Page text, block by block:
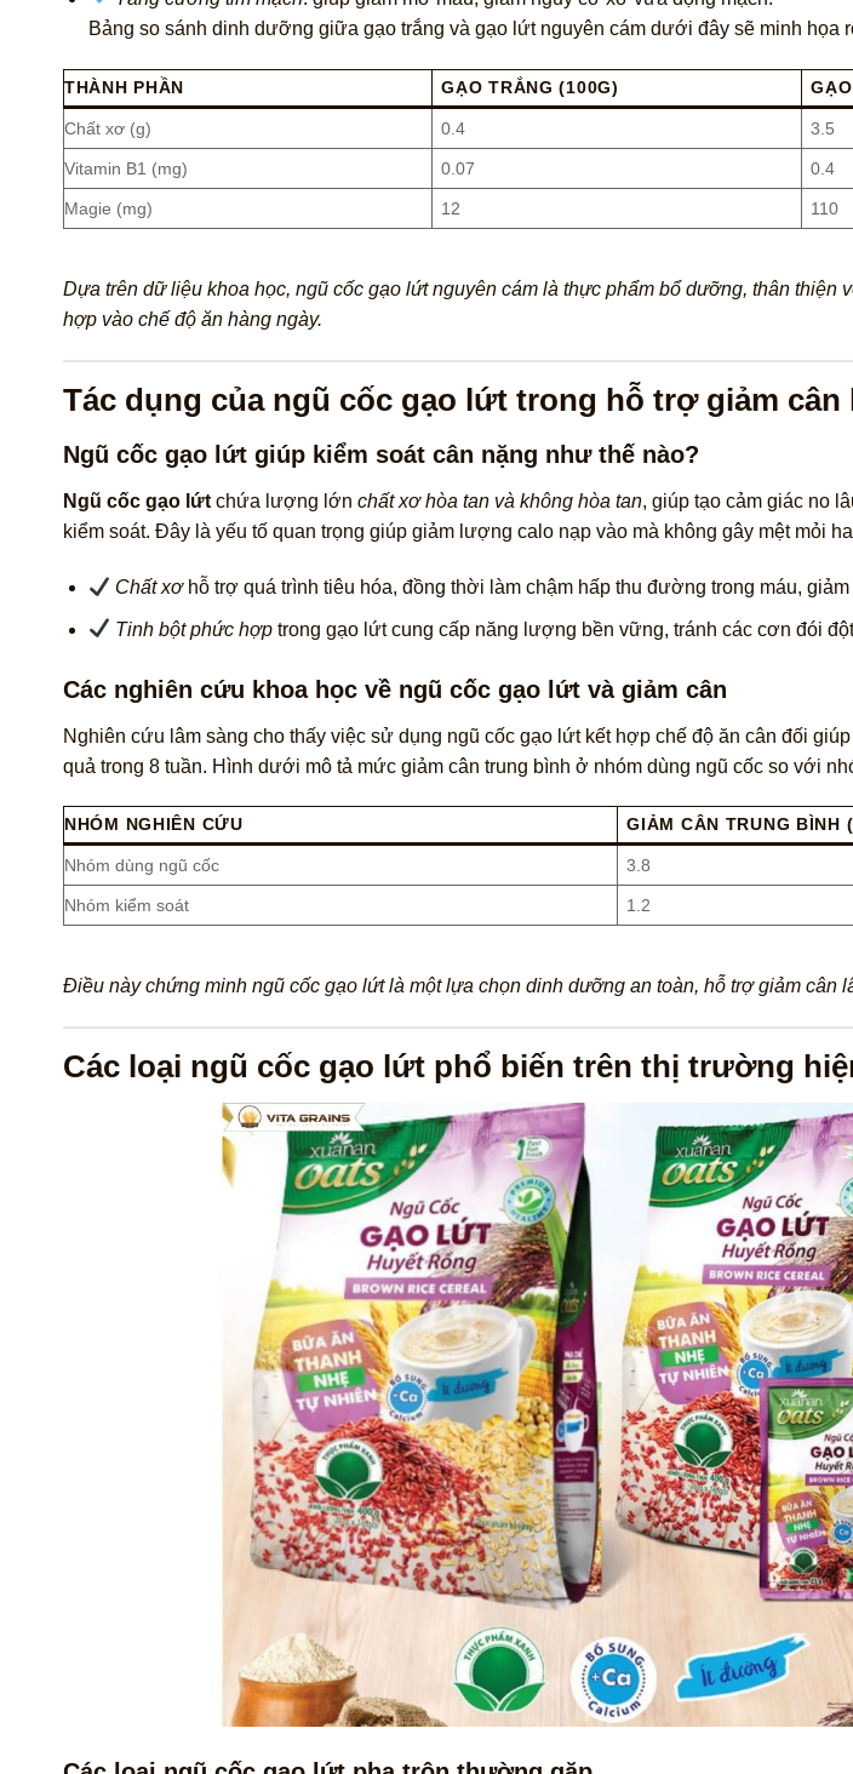
Bảng so sánh dinh dưỡng giữa gạo trắng và gạo lứt nguyên cám dưới đây sẽ minh họa
THÀNH PHẦN GẠO TRẮNG (100G)
Chất xơ (g) 0.4 3.5
Vitamin B1 (mg) 0.07 0.4
Magie (mg) 12 110
Dựa trên dữ liệu khoa học, ngũ cốc gạo lứt nguyên cám là thực phẩm bổ dưỡng, thân thiện
hợp vào chế độ ăn hàng ngày.
Tác dụng của ngũ cốc gạo lứt trong hỗ trợ giảm cân
Ngũ cốc gạo lứt giúp kiểm soát cân nặng như thế nào?
Ngũ cốc gạo lứt chứa lượng lớn chất xơ hòa tan và không hòa tan, giúp tạo cảm giác no
kiểm soát. Đây là yếu tố quan trọng giúp giảm lượng calo nạp vào mà không gây mệt mỏi
Chất xơhỗ trợ quá trình tiêu hóa, đồng thời làm chậm hấp thu đường trong máu,
Tinh bột phức hợp trong gạo lứt cung cấp năng lượng bền vững, tránh các cơn đói
Các nghiên cứu khoa học về ngũ cốc gạo lứt và giảm cân
Nghiên cứu lâm sàng cho thấy việc sử dụng ngũ cốc gạo lứt kết hợp chế độ ăn cân đối
quả trong 8 tuần. Hình dưới mô tả mức giảm cân trung bình ở nhóm dùng ngũ cốc so với
NHÓM NGHIÊN CỨU GIẢM CÂN TRUNG BÌNH
Nhóm dùng ngũ cốc 3.8
Nhóm kiểm soát 1.2
Điều này chứng minh ngũ cốc gạo lứt là một lựa chọn dinh dưỡng an toàn, hỗ trợ giảm cân
Các loại ngũ cốc gạo lứt phổ biến trên thị trường